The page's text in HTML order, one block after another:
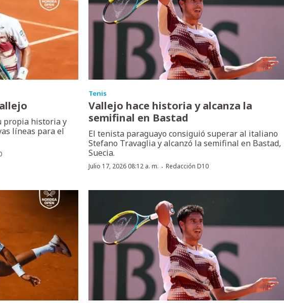
propia historia y
líneas para el
Tenis
Vallejo hace historia y alcanza la
semifinal en Bastad
El tenista paraguayo consiguió superar al italiano
Stefano Travaglia y alcanzó la semifinal en Bastad,
Suecia.
Julio 17, 2026 08:12 a. m. ·Redacción D10